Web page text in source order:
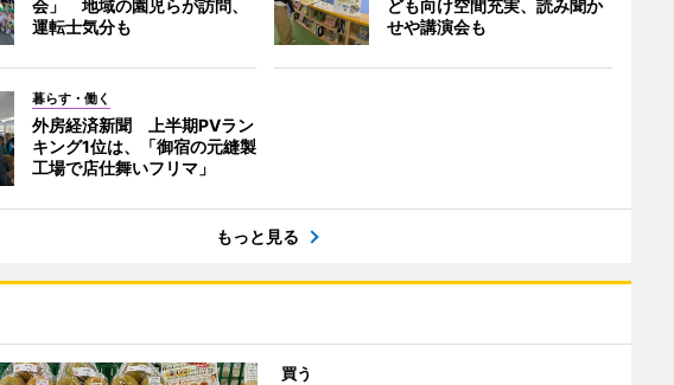
会」 地域の園児らが訪問、
運転士気分も
ども向け空間充実、読み聞か
せや講演会も
暮らす・働く
外房経済新聞 上半期PVラン
キング1位は、「御宿の元縫製
工場で店仕舞いフリマ」
もっと見る
買う